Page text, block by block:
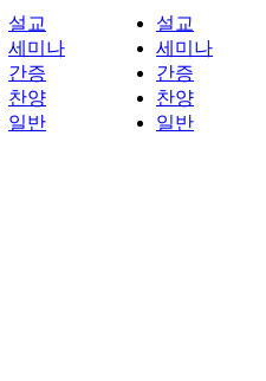
설교
세미나
간증
찬양
일반
설교
세미나
간증
찬양
일반